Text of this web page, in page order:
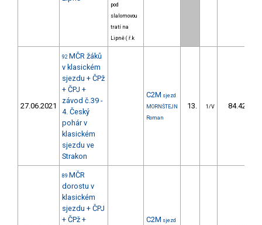
pod
slalomovou
tratí na
Lipně ( ř.k
27.06.2021
92 MČR žáků
v klasickém
sjezdu + ČPž
+ ČPJ +
závod č.39 -
4. Český
pohár v
klasickém
sjezdu ve
Strakon
C2M sjezd
MORNŠTEJN
Roman
13. 1/V 84.42
89 MČR
dorostu v
klasickém
sjezdu + ČPJ
+ ČPž +
C2M sjezd